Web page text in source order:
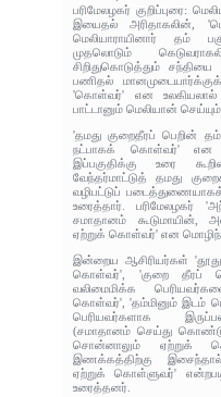
பரிமேலழகர் குறிப்புரை:
இயைதல் அரிதாகலின்,
மெலியாராயினார் தம்
முதலொடும்
சிறிதுகொடுத்தும்
பணிதல்
'கொள்வர்' என உலகியலால்
பாட்டானும் மெலியான் செய்யும்
'தமது குறைதீரப் பெறின்
நட்பாகக் கொள்வர்' என
இப்பகுதிக்கு உரை
வேந்தர்மாட்டுத் தமது
வழிபட்டுப்
உரைத்தார். பரிமேலழகர்
சமாதானம் கூடுமாயின்,
ஏற்றுக் கொள்வர்' என
இன்றைய ஆசிரியர்கள்
கொள்வர்', 'குறை தீரப்
வலிமைமிக்க
கொள்வர்', 'தம்மினும் இடம்
பெரியவர்களாக
(சமாதானம் செய்து
சொன்னாலும் ஏற்றுக்
இணக்கத்திற்கு
ஏற்றுக் கொள்ளுவர்'
உரைத்தனர்.